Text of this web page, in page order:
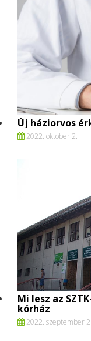
Új háziorvos
2022. oktober 2.
Mi lesz az
kórház
2022. szeptember